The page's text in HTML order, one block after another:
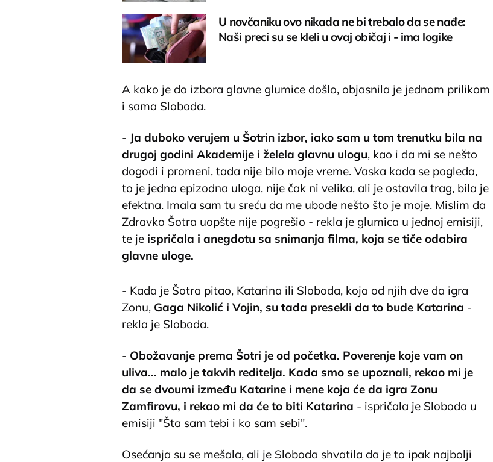
U novčaniku ovo nikada ne bi trebalo da se nađe:
Naši preci su se kleli u ovaj običaj i - ima logike
A kako je do izbora glavne glumice došlo, objasnila je jednom prilikom
i sama Sloboda.
- Ja duboko verujem u Šotrin izbor, iako sam u tom trenutku bila na
drugoj godini Akademije i želela glavnu ulogu, kao i da mi se nešto
dogodi i promeni, tada nije bilo moje vreme. Vaska kada se pogleda,
to je jedna epizodna uloga, nije čak ni velika, ali je ostavila trag, bila je
efektna. Imala sam tu sreću da me ubode nešto što je moje. Mislim da
Zdravko Šotra uopšte nije pogrešio - rekla je glumica u jednoj emisiji,
te je ispričala i anegdotu sa snimanja filma, koja se tiče odabira
glavne uloge.
- Kada je Šotra pitao, Katarina ili Sloboda, koja od njih dve da igra
Zonu, Gaga Nikolić i Vojin, su tada presekli da to bude Katarina -
rekla je Sloboda.
- Obožavanje prema Šotri je od početka. Poverenje koje vam on
uliva... malo je takvih reditelja. Kada smo se upoznali, rekao mi je
da se dvoumi između Katarine i mene koja će da igra Zonu
Zamfirovu, i rekao mi da će to biti Katarina - ispričala je Sloboda u
emisiji "Šta sam tebi i ko sam sebi".
Osećanja su se mešala, ali je Sloboda shvatila da je to ipak najbolji